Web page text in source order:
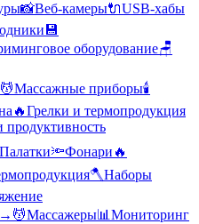
📸Веб-камеры🔌USB-хабы
💾
оборудование🪑
💆Массажные приборы🕯️
🔥Грелки и термопродукция
продуктивность
Палатки🔦Фонари 🔥
🪓Наборы
💆Массажеры📊 Мониторинг